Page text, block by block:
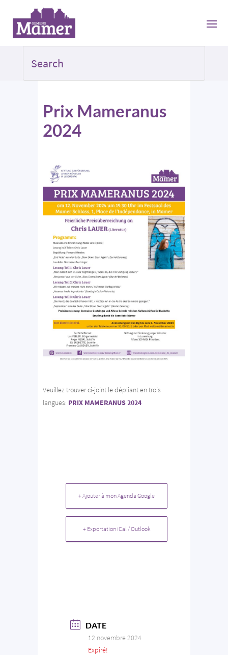
Prix Mameranus
2024
Veuillez trouver ci-joint le dépliant en trois
langues: PRIX MAMERANUS 2024
+ Ajouter à mon Agenda Google
+ Exportation iCal / Outlook
DATE
12 novembre 2024
Expiré!